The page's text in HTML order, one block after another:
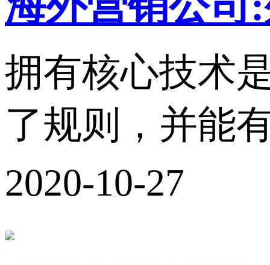
拥有核心技术
了规则，并能
2020-10-27